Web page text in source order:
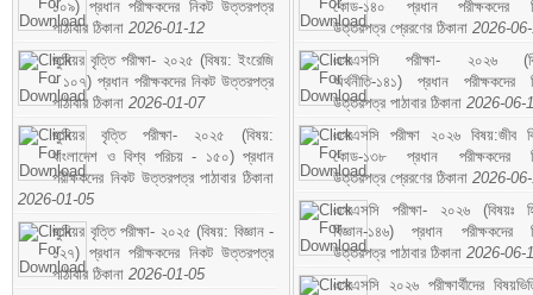
১০৯) প্রধান পরীক্ষকদের নিকট উত্তরপত্র
পাঠাবার ঠিকানা 2026-01-12
জুনিয়র বৃত্তি পরীক্ষা- ২০২৫ (বিষয়: ইংরেজি
- ১০৭) প্রধান পরীক্ষকদের নিকট উত্তরপত্র
পাঠাবার ঠিকানা 2026-01-07
জুনিয়র বৃত্তি পরীক্ষা- ২০২৫ (বিষয়:
বাংলাদেশ ও বিশ্ব পরিচয় - ১৫০) প্রধান
পরীক্ষকদের নিকট উত্তরপত্র পাঠাবার ঠিকানা
2026-01-05
জুনিয়র বৃত্তি পরীক্ষা- ২০২৫ (বিষয়: বিজ্ঞান -
১২৭) প্রধান পরীক্ষকদের নিকট উত্তরপত্র
পাঠাবার ঠিকানা 2026-01-05
কোড-১৪০ প্রধান পরীক্ষকদের
উত্তরপত্র প্রেরণের ঠিকানা 2026-
এসএসসি পরীক্ষা- ২০২৬
অর্থনীতি-১৪১) প্রধান পরীক্ষকদের
উত্তরপত্র পাঠাবার ঠিকানা 2026-06-
এসএসসি পরীক্ষা ২০২৬ বিষয়:জীব
কোড-১৩৮ প্রধান পরীক্ষকদের
উত্তরপত্র প্রেরণের ঠিকানা 2026-
এসএসসি পরীক্ষা- ২০২৬ (বিষয়ঃ
বিজ্ঞান-১৪৬) প্রধান পরীক্ষকদের
উত্তরপত্র পাঠাবার ঠিকানা 2026-06-
এসএসসি ২০২৬ পরীক্ষার্থীদের